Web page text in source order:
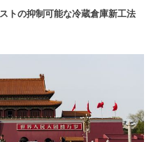
トの抑制可能な冷蔵倉庫新工法